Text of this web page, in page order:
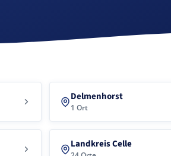
Delmenhorst
1 Ort
Landkreis Celle